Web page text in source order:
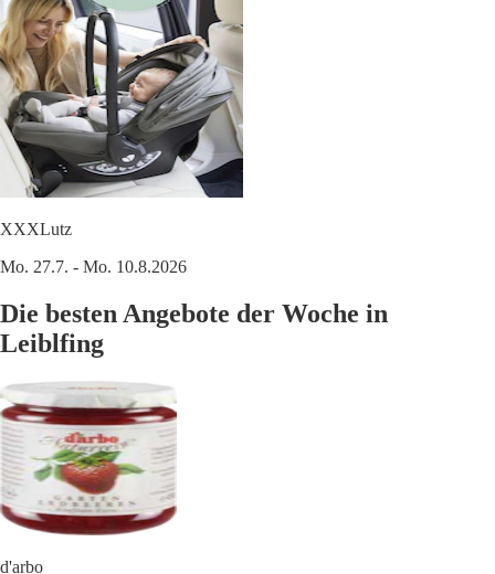
XXXLutz
Mo. 27.7. - Mo. 10.8.2026
Die besten Angebote der Woche in
Leiblfing
d'arbo